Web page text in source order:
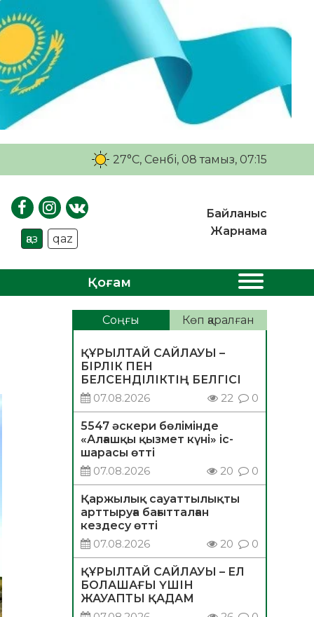
27°C, Сенбі, 08 тамыз, 07:15
қаз qaz
Байланыс
Жарнама
Қоғам
Соңғы Көп қаралған
ҚҰРЫЛТАЙ САЙЛАУЫ –
БІРЛІК ПЕН
БЕЛСЕНДІЛІКТІҢ БЕЛГІСІ
07.08.2026
22 0
5547 әскери бөлімінде
«Алғашқы қызмет күні» іс-
шарасы өтті
07.08.2026
20 0
Қаржылық сауаттылықты
арттыруға бағытталған
кездесу өтті
07.08.2026
20 0
ҚҰРЫЛТАЙ САЙЛАУЫ – ЕЛ
БОЛАШАҒЫ ҮШІН
ЖАУАПТЫ ҚАДАМ